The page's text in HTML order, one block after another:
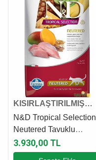
KISIRLAŞTIRILMIŞ
KEDİ MAMASI
N&D Tropical Selection
Neutered Tavuklu
Kısırlaştırılmış Kedi
Maması 10 Kg
3.930,00 TL